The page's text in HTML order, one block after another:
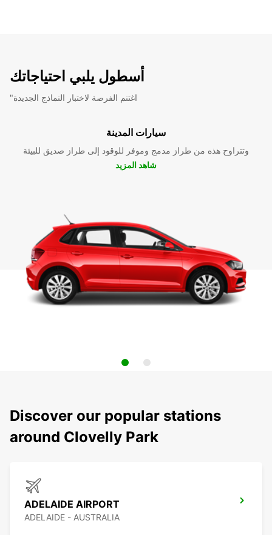
أسطول يلبي احتياجاتك
"اغتنم الفرصة لاختبار النماذج الجديدة
سيارات المدينة
وتتراوح هذه من طراز مدمج وموفر للوقود إلى طراز صديق للبيئة
شاهد المزيد
Discover our popular stations
around Clovelly Park
ADELAIDE AIRPORT
ADELAIDE - AUSTRALIA